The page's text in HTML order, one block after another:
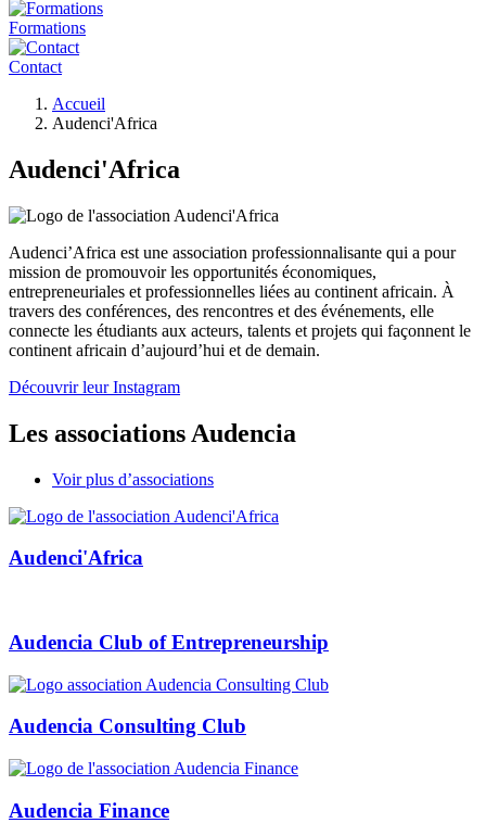
Formations
Contact
d'Ariane
Accueil
Audenci'Africa
Audenci'Africa
Audenci’Africa est une association professionnalisante qui a pour
mission de promouvoir les opportunités économiques,
entrepreneuriales et professionnelles liées au continent africain. À
travers des conférences, des rencontres et des événements, elle
connecte les étudiants aux acteurs, talents et projets qui façonnent le
continent africain d’aujourd’hui et de demain.
Découvrir leur Instagram
Les associations Audencia
Voir plus d’associations
Audenci'Africa
Audencia Club of Entrepreneurship
Audencia Consulting Club
Audencia Finance